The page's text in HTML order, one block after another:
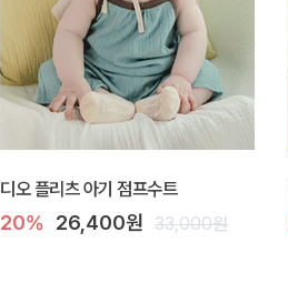
디오 플리츠 아기 점프수트
20% 26,400원 33,000원